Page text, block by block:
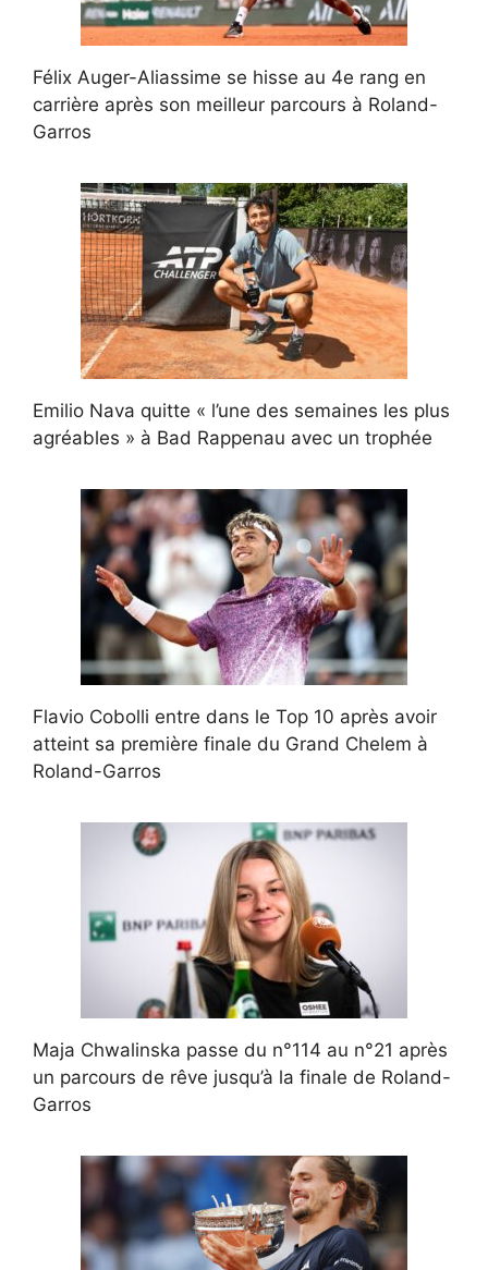
Félix Auger-Aliassime se hisse au 4e rang en
carrière après son meilleur parcours à Roland-
Garros
Emilio Nava quitte « l’une des semaines les plus
agréables » à Bad Rappenau avec un trophée
Flavio Cobolli entre dans le Top 10 après avoir
atteint sa première finale du Grand Chelem à
Roland-Garros
Maja Chwalinska passe du n°114 au n°21 après
un parcours de rêve jusqu’à la finale de Roland-
Garros